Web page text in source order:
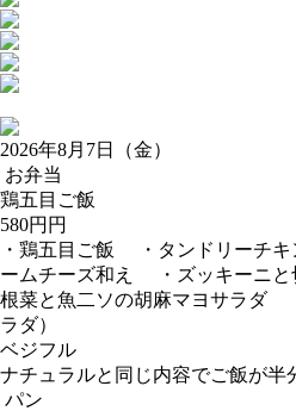
2026年8月7日（金）
お弁当
鶏五目ご飯
580円円
・鶏五目ご飯 ・タンドリーチ
ームチーズ和え ・ズッキーニ
根菜と魚二ソの胡麻マヨサラダ
ラダ）
ベジフル
ナチュラルと同じ内容でご飯が半
パン